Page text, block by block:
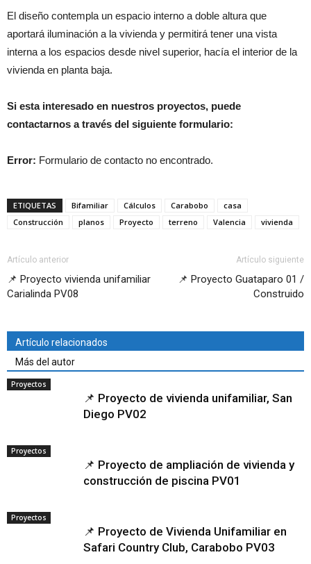
El diseño contempla un espacio interno a doble altura que
aportará iluminación a la vivienda y permitirá tener una vista
interna a los espacios desde nivel superior, hacía el interior de la
vivienda en planta baja.
Si esta interesado en nuestros proyectos, puede
contactarnos a través del siguiente formulario:
Error: Formulario de contacto no encontrado.
ETIQUETAS Bifamiliar Cálculos Carabobo
casa
Construcción
planos Proyecto terreno Valencia vivienda
Artículo anterior
📌 Proyecto vivienda unifamiliar
Carialinda PV08
Artículo siguiente
📌 Proyecto Guataparo 01 /
Construido
Artículo relacionados
Más del autor
Proyectos
📌 Proyecto de vivienda unifamiliar, San
Diego PV02
Proyectos
📌 Proyecto de ampliación de vivienda y
construcción de piscina PV01
Proyectos
📌 Proyecto de Vivienda Unifamiliar en
Safari Country Club, Carabobo PV03